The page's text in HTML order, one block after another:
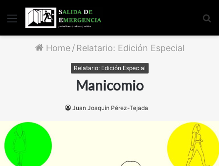
Menu
Home / Relatario: Edición Especial
Relatario: Edición Especial
Manicomio
Juan Joaquín Pérez-Tejada